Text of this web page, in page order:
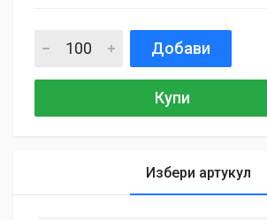
Добави
Купи
Избери артукул